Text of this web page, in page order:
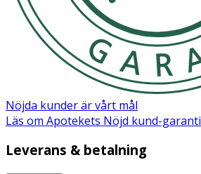
Nöjda kunder är vårt mål
Läs om Apotekets Nöjd kund-garanti
Leverans & betalning